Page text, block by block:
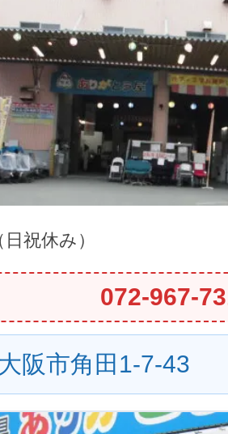
日祝休み）
072-967-
阪市角田1-7-43